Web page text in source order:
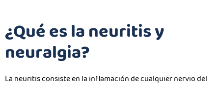
¿Qué es la neuritis y
neuralgia?
La neuritis consiste en la inflamación de cualquier nervio del